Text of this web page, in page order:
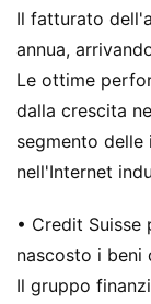
Il fatturato
annua,
Le ottime
dalla crescita
segmento
nell'Internet
• Credit
nascosto i beni
Il gruppo